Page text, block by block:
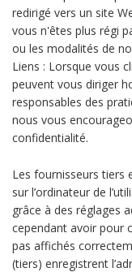
redirigé vers un site
vous n'êtes plus régi
ou les modalités de
Liens : Lorsque vous
peuvent vous diriger
responsables des
nous vous
confidentialité.
Les fournisseurs tiers
sur l’ordinateur de
grâce à des réglages
cependant avoir pour
pas affichés
(tiers) enregistrent